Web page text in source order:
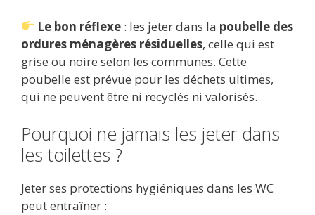
Le bon réflexe : les jeter dans la poubelle des
ordures ménagères résiduelles, celle qui est
grise ou noire selon les communes. Cette
poubelle est prévue pour les déchets ultimes,
qui ne peuvent être ni recyclés ni valorisés.
Pourquoi ne jamais les jeter dans
les toilettes ?
Jeter ses protections hygiéniques dans les WC
peut entraîner :